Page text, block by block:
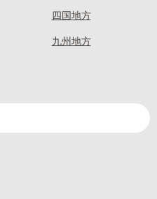
四国地方
九州地方